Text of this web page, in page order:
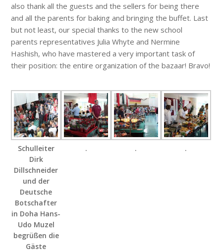
also thank all the guests and the sellers for being there
and all the parents for baking and bringing the buffet. Last
but not least, our special thanks to the new school
parents representatives Julia Whyte and Nermine
Hashish, who have mastered a very important task of
their position: the entire organization of the bazaar! Bravo!
Schulleiter
Dirk
Dillschneider
und der
Deutsche
Botschafter
in Doha Hans-
Udo Muzel
begrüßen die
Gäste
. . .